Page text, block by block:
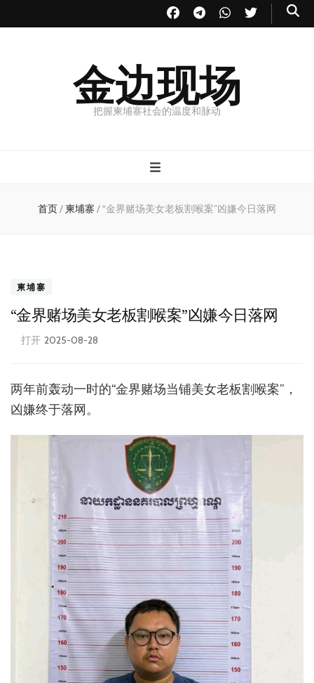
金边现场
把握柬埔寨社会的温度和脉动
首页/ 柬埔寨 / “金界赌场美女老板割喉案”凶嫌今日落网
柬埔寨
“金界赌场美女老板割喉案”凶嫌今日落网
打开 2025-08-28
两年前轰动一时的“金界赌场当铺美女老板割喉案”，
凶嫌终于落网。